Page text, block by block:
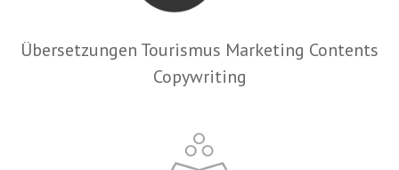
Übersetzungen Tourismus Marketing Contents
Copywriting